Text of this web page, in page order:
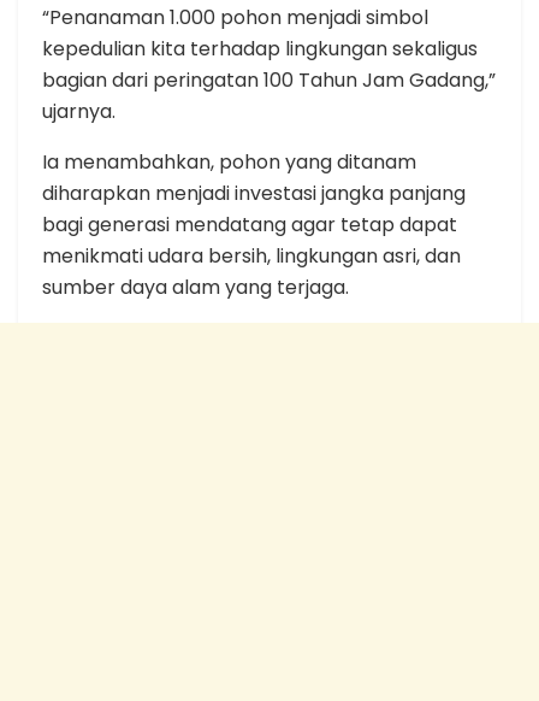
“Penanaman 1.000 pohon menjadi simbol
kepedulian kita terhadap lingkungan sekaligus
bagian dari peringatan 100 Tahun Jam Gadang,”
ujarnya.
Ia menambahkan, pohon yang ditanam
diharapkan menjadi investasi jangka panjang
bagi generasi mendatang agar tetap dapat
menikmati udara bersih, lingkungan asri, dan
sumber daya alam yang terjaga.